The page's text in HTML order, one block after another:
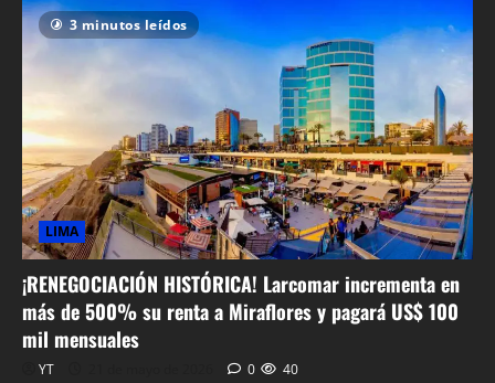
3 minutos leídos
LIMA
¡RENEGOCIACIÓN HISTÓRICA! Larcomar incrementa en
más de 500% su renta a Miraflores y pagará US$ 100
mil mensuales
YT 0 40